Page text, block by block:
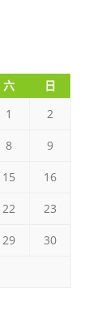
六
日
1
2
8 9
15 16
22 23
29 30